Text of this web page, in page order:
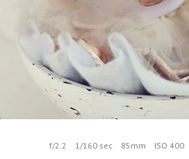
f/2.2 1/160 sec 85mm ISO 400